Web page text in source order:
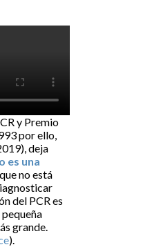
y Premio
por ello,
deja
es una
no está
del PCR es
grande.
).